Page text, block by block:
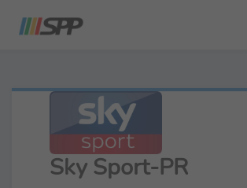
Sky Sport-PR